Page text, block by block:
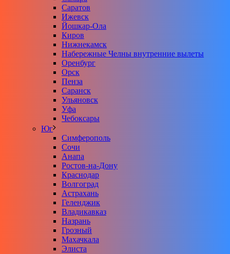
Саратов
Ижевск
Йошкар-Ола
Киров
Нижнекамск
Набережные Челны внутренние вылеты
Оренбург
Орск
Пенза
Саранск
Ульяновск
Уфа
Чебоксары
Юг
Симферополь
Сочи
Анапа
Ростов-на-Дону
Краснодар
Волгоград
Астрахань
Геленджик
Владикавказ
Назрань
Грозный
Махачкала
Элиста